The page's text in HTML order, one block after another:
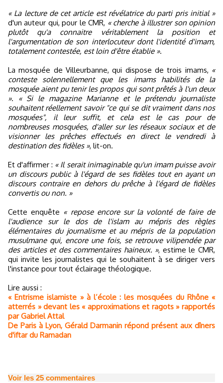
« La lecture de cet article est révélatrice du parti pris initial »
d'un auteur qui, pour le CMR, « cherche à illustrer son opinion
plutôt qu'a connaitre véritablement la position et
l'argumentation de son interlocuteur dont l'identité d'imam,
totalement contestée, est loin d'être établie ».
La mosquée de Villeurbanne, qui dispose de trois imams, «
conteste solennellement que les imams habilités de la
mosquée aient pu tenir les propos qui sont prêtés à l'un deux
».
« Si le magazine Marianne et le prétendu journaliste
souhaitent réellement savoir "ce qui se dit vraiment dans nos
mosquées", il leur suffit, et cela est le cas pour de
nombreuses mosquées, d'aller sur les réseaux sociaux et de
visionner les prêches effectués en direct le vendredi à
destination des fidèles », lit-on.
Et d'affirmer : « Il serait inimaginable qu'un imam puisse avoir
un discours public à l'égard de ses fidèles tout en ayant un
discours contraire en dehors du prêche à l'égard de fidèles
convertis ou non. »
Cette enquête « repose encore sur la volonté de faire de
l'audience sur le dos de l'islam au mépris des règles
élémentaires du journalisme et au mépris de la population
musulmane qui, encore une fois, se retrouve vilipendée par
des articles et des commentaires haineux. », estime le CMR,
qui invite les journalistes qui le souhaitent à se diriger vers
l'instance pour tout éclairage théologique.
Lire aussi :
« Entrisme islamiste » à l’école : les mosquées du Rhône «
atterrés » devant les « approximations et ragots » rapportés
par Gabriel Attal
De Paris à Lyon, Gérald Darmanin répond présent aux dîners
d'iftar du Ramadan
Voir les 25 commentaires